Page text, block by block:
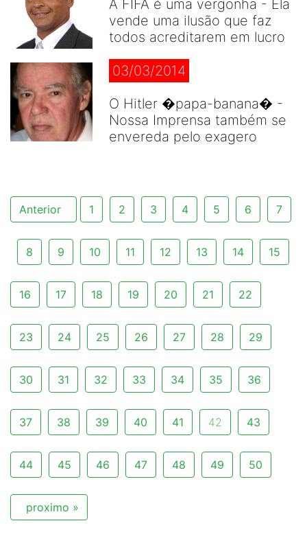
A FIFA é uma vergonha - Ela
vende uma ilusão que faz
todos acreditarem em lucro
03/03/2014
O Hitler �papa-banana� -
Nossa Imprensa também se
envereda pelo exagero
Anterior 1 2 3 4 5 6 7
8 9 10 11 12 13 14 15
16 17 18 19 20 21 22
23 24 25 26 27 28 29
30 31 32 33 34 35 36
37 38 39 40 41 42 43
44 45 46 47 48 49 50
proximo »